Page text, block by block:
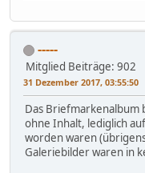
-----
Mitglied Beiträge: 902
31 Dezember 2017, 03:55:50
Das Briefmarkenalbum
ohne Inhalt, lediglich
worden waren
Galeriebilder waren in